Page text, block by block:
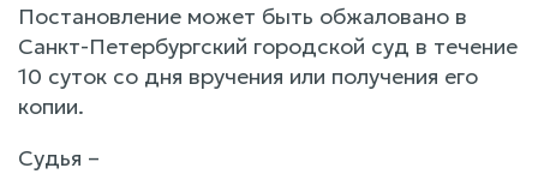
Постановление может быть обжаловано в
Санкт-Петербургский городской суд в течение
10 суток со дня вручения или получения его
копии.
Судья –